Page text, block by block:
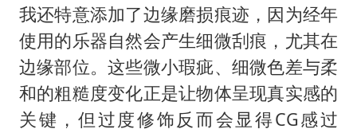
我还特意添加了边缘磨损痕迹，因为经年
使用的乐器自然会产生细微刮痕，尤其在
边缘部位。这些微小瑕疵、细微色差与柔
和的粗糙度变化正是让物体呈现真实感的
关键，但过度修饰反而会显得CG感过